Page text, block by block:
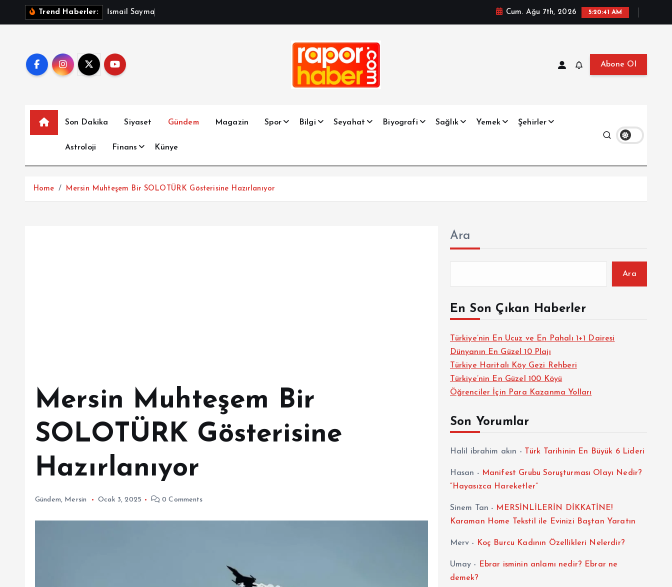
Trend Haberler: sma i Say ma Cum. Ağu 7th, 2026 5:20:42 AM
Abone Ol
Son Dakika Siyaset Gündem Magazin Spor Bilgi Seyahat Biyografi Sağlık Yemek Şehirler
Astroloji Finans Künye
Home Mersin Muhteşem Bir SOLOTÜRK Gösterisine Hazırlanıyor
Mersin Muhteşem Bir
SOLOTÜRK Gösterisine
Hazırlanıyor
Gündem, Mersin Ocak 3, 2025 0 Comments
Ara
Ara
En Son Çıkan Haberler
Türkiye’nin En Ucuz ve En Pahalı 1+1 Dairesi
Dünyanın En Güzel 10 Plajı
Türkiye Haritalı Köy Gezi Rehberi
Türkiye’nin En Güzel 100 Köyü
Öğrenciler İçin Para Kazanma Yolları
Son Yorumlar
Halil ibrahim akın - Türk Tarihinin En Büyük 6 Lideri
Hasan - Manifest Grubu Soruşturması Olayı Nedir?
“Hayasızca Hareketler”
Sinem Tan - MERSİNLİLERİN DİKKATİNE!
Karaman Home Tekstil ile Evinizi Baştan Yaratın
Merv - Koç Burcu Kadının Özellikleri Nelerdir?
Umay -
Ebrar isminin anlamı nedir? Ebrar ne
demek?